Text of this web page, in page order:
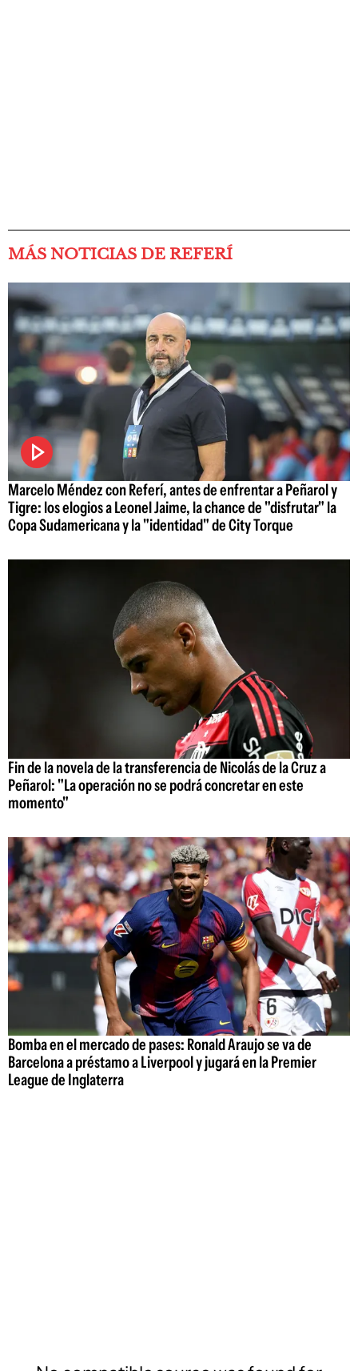
MÁS NOTICIAS DE REFERÍ
Marcelo Méndez con Referí, antes de enfrentar a Peñarol y
Tigre: los elogios a Leonel Jaime, la chance de "disfrutar" la
Copa Sudamericana y la "identidad" de City Torque
Fin de la novela de la transferencia de Nicolás de la Cruz a
Peñarol: "La operación no se podrá concretar en este
momento"
Bomba en el mercado de pases: Ronald Araujo se va de
Barcelona a préstamo a Liverpool y jugará en la Premier
League de Inglaterra